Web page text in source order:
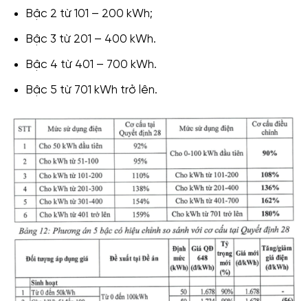
Bậc 2 từ 101 – 200 kWh;
Bậc 3 từ 201 – 400 kWh.
Bậc 4 từ 401 – 700 kWh.
Bậc 5 từ 701 kWh trở lên.